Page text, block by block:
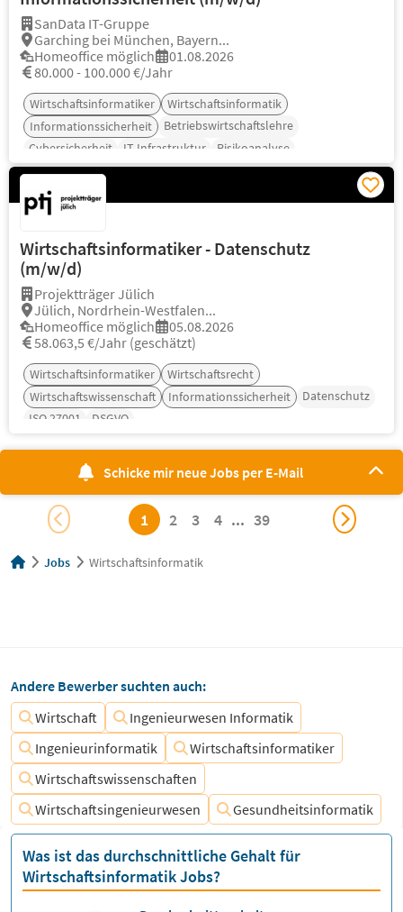
SanData IT-Gruppe
Garching bei München, Bayern...
Homeoffice möglich
01.08.2026
80.000 - 100.000 €/Jahr
Wirtschaftsinformatiker
Wirtschaftsinformatik
Informationssicherheit
Betriebswirtschaftslehre
Cybersicherheit
IT-Infrastruktur Risikoanalyse
Wirtschaftsinformatiker - Datenschutz
(m/w/d)
Projektträger Jülich
Jülich, Nordrhein-Westfalen...
Homeoffice möglich
05.08.2026
58.063,5 €/Jahr (geschätzt)
Wirtschaftsinformatiker
Wirtschaftsrecht
Wirtschaftswissenschaft
Informationssicherheit
Datenschutz
ISO 27001
DSGVO
Schicke mir neue Jobs per E-Mail
1 2 3 4 ... 39
Jobs Wirtschaftsinformatik
Andere Bewerber suchten auch:
Wirtschaft
Ingenieurwesen Informatik
Ingenieurinformatik
Wirtschaftsinformatiker
Wirtschaftswissenschaften
Wirtschaftsingenieurwesen
Gesundheitsinformatik
Was ist das durchschnittliche Gehalt für
Wirtschaftsinformatik Jobs?